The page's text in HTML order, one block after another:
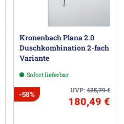
Kronenbach Plana 2.0
Duschkombination 2-fach
Variante
Sofort lieferbar
UVP:425,79€
-58%
180,49 €